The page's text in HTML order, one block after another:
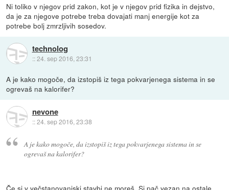
Ni toliko v njegov prid zakon, kot je v njegov prid fizika in dejstvo,
da je za njegove potrebe treba dovajati manj energije kot za
potrebe bolj zmrzljivih sosedov.
technolog
::24. sep 2016, 23:31
A je kako mogoče, da izstopiš iz tega pokvarjenega sistema in se
ogrevaš na kalorifer?
nevone
::24. sep 2016, 23:38
A je kako mogoče, da izstopiš iz tega pokvarjenega sistema in se
ogrevaš na kalorifer?
Če si v večstanovanjski stavbi ne moreš. Si pač vezan na ostale